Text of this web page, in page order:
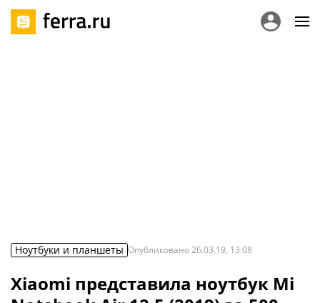
Ноутбуки и планшеты Опубликовано26.03.19, 13:08
Xiaomi представила ноутбук Mi